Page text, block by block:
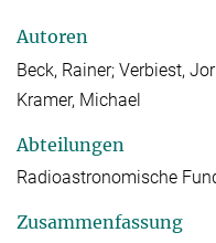
Autoren
Beck, Rainer; Verbiest,
Kramer, Michael
Abteilungen
Radioastronomische
Zusammenfassung